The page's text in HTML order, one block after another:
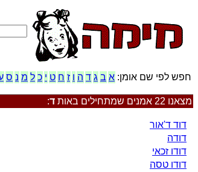
חפש לפי שם אומן: א ב ג ד ה ו ז ח ט י כ ל מ נ ס
מצאנו 22 אמנים שמתחילים באות ד:
דוד ד'אור
דודה
דודו זכאי
דודו טסה